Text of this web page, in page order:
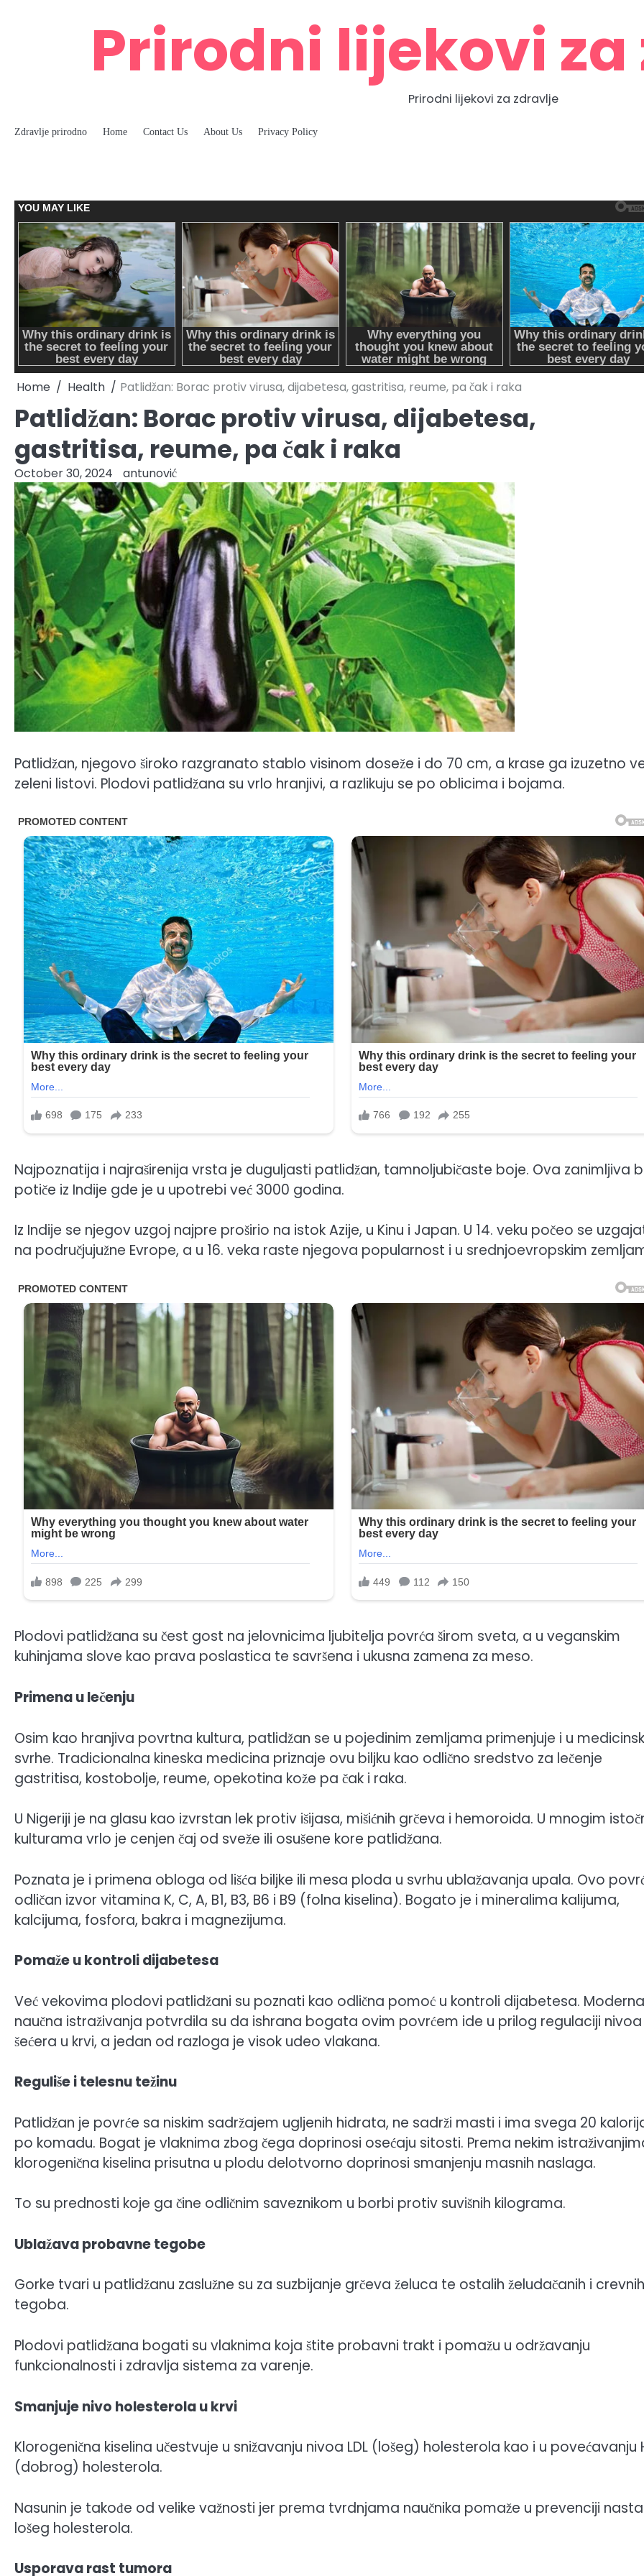
Prirodni lijekovi
Prirodni lijekovi za zdravlje
Zdravlje prirodno Home Contact Us About Us Privacy Policy
Home Health Patlidžan: Borac protiv virusa, dijabetesa, gastritisa, reume, pa čak i raka
Patlidžan: Borac protiv virusa, dijabetesa,
gastritisa, reume, pa čak i raka
October 30, 2024 antunović
Patlidžan, njegovo široko razgranato stablo visinom doseže i do 70 cm, a krase ga izuzetno
zeleni listovi. Plodovi patlidžana su vrlo hranjivi, a razlikuju se po oblicima i bojama.
Najpoznatija i najraširenija vrsta je duguljasti patlidžan, tamnoljubičaste boje. Ova zanimljiva
potiče iz Indije gde je u upotrebi već 3000 godina.
Iz Indije se njegov uzgoj najpre proširio na istok Azije, u Kinu i Japan. U 14. veku počeo se
na područjujužne Evrope, a u 16. veka raste njegova popularnost i u srednjoevropskim
Plodovi patlidžana su čest gost na jelovnicima ljubitelja povrća širom sveta, a u veganskim
kuhinjama slove kao prava poslastica te savršena i ukusna zamena za meso.
Primena u lečenju
Osim kao hranjiva povrtna kultura, patlidžan se u pojedinim zemljama primenjuje i u
svrhe. Tradicionalna kineska medicina priznaje ovu biljku kao odlično sredstvo za lečenje
gastritisa, kostobolje, reume, opekotina kože pa čak i raka.
U Nigeriji je na glasu kao izvrstan lek protiv išijasa, mišićnih grčeva i hemoroida. U mnogim
kulturama vrlo je cenjen čaj od sveže ili osušene kore patlidžana.
Poznata je i primena obloga od lišća biljke ili mesa ploda u svrhu ublažavanja upala. Ovo
odličan izvor vitamina K, C, A, B1, B3, B6 i B9 (folna kiselina). Bogato je i mineralima kalijuma,
kalcijuma, fosfora, bakra i magnezijuma.
Pomaže u kontroli dijabetesa
Već vekovima plodovi patlidžani su poznati kao odlična pomoć u kontroli dijabetesa. Moderna
naučna istraživanja potvrdila su da ishrana bogata ovim povrćem ide u prilog regulaciji nivoa
šećera u krvi, a jedan od razloga je visok udeo vlakana.
Reguliše i telesnu težinu
Patlidžan je povrće sa niskim sadržajem ugljenih hidrata, ne sadrži masti i ima svega 20
po komadu. Bogat je vlaknima zbog čega doprinosi osećaju sitosti. Prema nekim
klorogenična kiselina prisutna u plodu delotvorno doprinosi smanjenju masnih naslaga.
To su prednosti koje ga čine odličnim saveznikom u borbi protiv suvišnih kilograma.
Ublažava probavne tegobe
Gorke tvari u patlidžanu zaslužne su za suzbijanje grčeva želuca te ostalih želudačanih i crevnih
tegoba.
Plodovi patlidžana bogati su vlaknima koja štite probavni trakt i pomažu u održavanju
funkcionalnosti i zdravlja sistema za varenje.
Smanjuje nivo holesterola u krvi
Klorogenična kiselina učestvuje u snižavanju nivoa LDL (lošeg) holesterola kao i u povećavanju
(dobrog) holesterola.
Nasunin je takođe od velike važnosti jer prema tvrdnjama naučnika pomaže u prevenciji
lošeg holesterola.
Usporava rast tumora